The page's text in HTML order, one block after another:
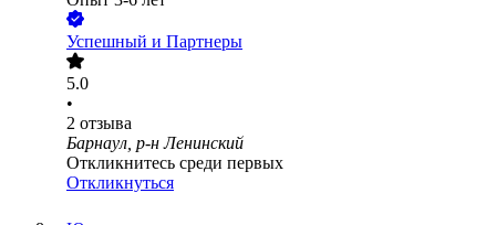
Успешный и Партнеры
5.0
•
2 отзыва
Барнаул, р-н Ленинский
Откликнитесь среди первых
Откликнуться